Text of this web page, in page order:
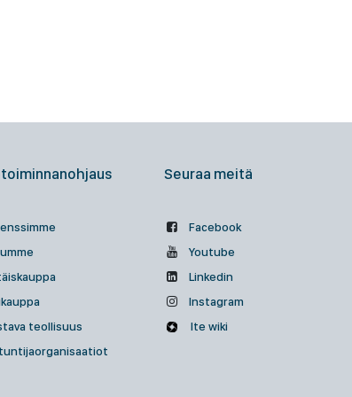
toiminnanohjaus
teollisuus
Seuraa meitä
Facebook
Youtube
Linkedin
Instagram
Ite wiki